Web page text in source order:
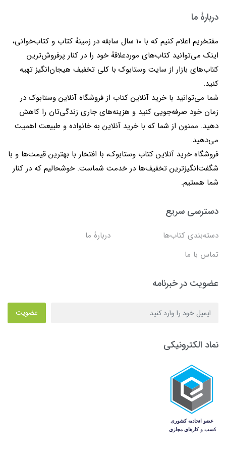
دربارۀ ما
مفتخریم اعلام کنیم که با 10 سال سابقه در زمینۀ کتاب و کتاب‌خوانی،
اینک می‌توانید کتاب‌های موردعلاقۀ خود را در کنار پرفروش‌ترین
کتاب‌های بازار از سایت وستابوک با کلی تخفیف هیجان‌انگیز تهیه
کنید.
شما می‌توانید با خرید آنلاین کتاب از فروشگاه آنلاین وستابوک در
زمان خود صرفه‌جویی کنید و هزینه‌های جاری زندگی‌تان را کاهش
دهید. ممنون از شما که با خرید آنلاین به خانواده و طبیعت اهمیت
می‌دهید.
فروشگاه خرید آنلاین کتاب وستابوک، با افتخار با بهترین قیمت‌ها و با
شگفت‌انگیزترین تخفیف‌ها در خدمت شماست. خوشحالیم که در کنار
شما هستیم.
دسترسی سریع
دسته‌بندی کتاب‌ها
دربارۀ ما
تماس با ما
عضویت در خبرنامه
عضویت
نماد الکترونیکی